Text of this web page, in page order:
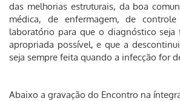
das melhorias estruturais, da boa
médica, de enfermagem, de
laboratório para que o diagnóstico
apropriada possível, e que a
seja sempre feita quando a infecção for
Abaixo a gravação do Encontro na